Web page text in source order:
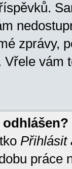
zprávy,
vám
Přihlásit
práce